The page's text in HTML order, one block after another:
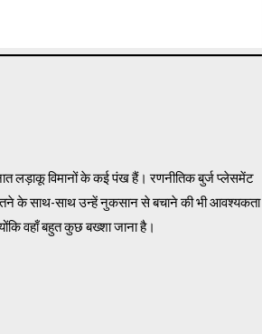
लड़ाकू विमानों के कई पंख हैं। रणनीतिक बुर्ज प्लेसमेंट
के साथ-साथ उन्हें नुकसान से बचाने की भी आवश्यकता
वहाँ बहुत कुछ बख्शा जाना है।